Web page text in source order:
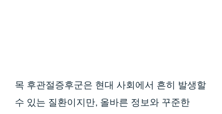
목 후관절증후군은 현대 사회에서 흔히 발생할
수 있는 질환이지만, 올바른 정보와 꾸준한